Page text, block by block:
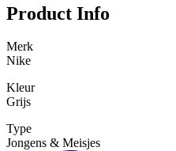
Product Info
Merk
Nike
Kleur
Grijs
Type
Jongens & Meisjes